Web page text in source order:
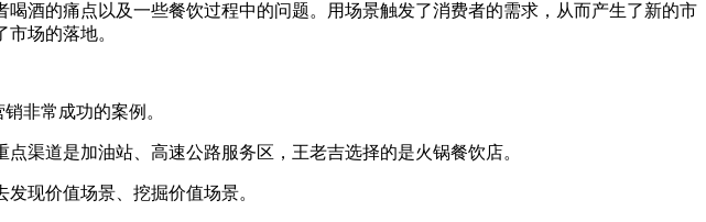
酒的痛点以及一些餐饮过程中的问题。用场景触发了消费者的需求，从而产生了新的市
场的落地。
非常成功的案例。
点渠道是加油站、高速公路服务区，王老吉选择的是火锅餐饮店。
现价值场景、挖掘价值场景。